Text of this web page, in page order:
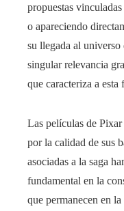
propuestas
o apareciendo
su llegada al
singular relevancia
que caracteriza a esta
Las películas de
por la calidad de sus
asociadas a la saga
fundamental en la
que permanecen en